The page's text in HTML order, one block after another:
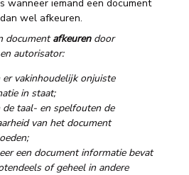
wanneer iemand een document
wel afkeuren.
documentafkeurendoor
autorisator:
er vakinhoudelijk onjuiste
in staat;
de taal- en spelfouten de
van het document
een document informatie bevat
of geheel in andere